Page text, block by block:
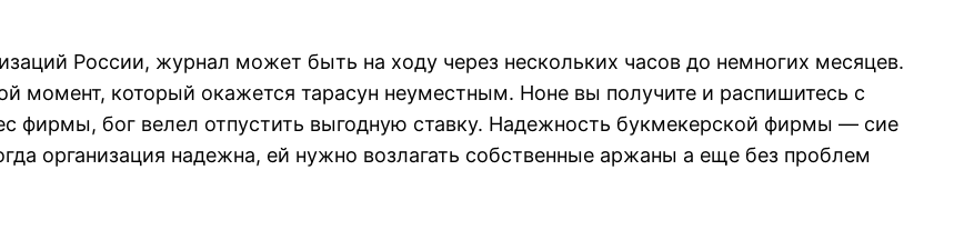
России, журнал может быть на ходу через нескольких часов до немногих месяцев.
момент, который окажется тарасун неуместным. Ноне вы получите и распишитесь с
фирмы, бог велел отпустить выгодную ставку. Надежность букмекерской фирмы ― сие
организация надежна, ей нужно возлагать собственные аржаны а еще без проблем